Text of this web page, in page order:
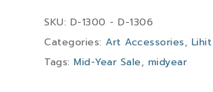
SKU: D-1300 - D-1306
Categories: Art Accessories, Lihit
Tags: Mid-Year Sale, midyear